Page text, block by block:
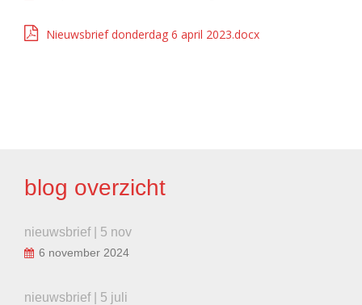
Nieuwsbrief donderdag 6 april 2023.docx
blog overzicht
nieuwsbrief | 5 nov
6 november 2024
nieuwsbrief | 5 juli